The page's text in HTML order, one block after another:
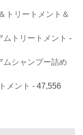
トリートメント＆
トリートメント -
ムシャンプー詰め
メント - 47,556